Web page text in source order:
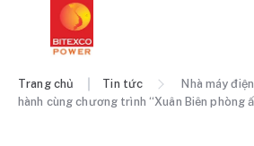
Trang chủ Tin tức
Nhà máy
hành cùng chương trình “Xuân Biên phòng